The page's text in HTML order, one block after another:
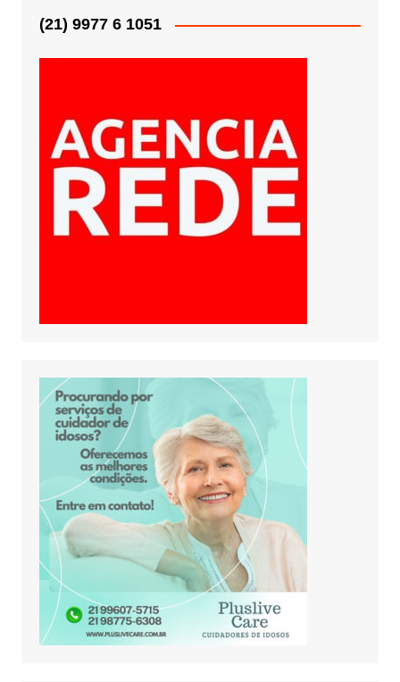
(21) 9977 6 1051